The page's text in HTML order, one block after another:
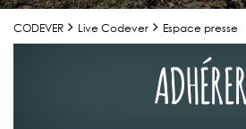
CODEVER Live Codever Espace presse
ADHÉRER